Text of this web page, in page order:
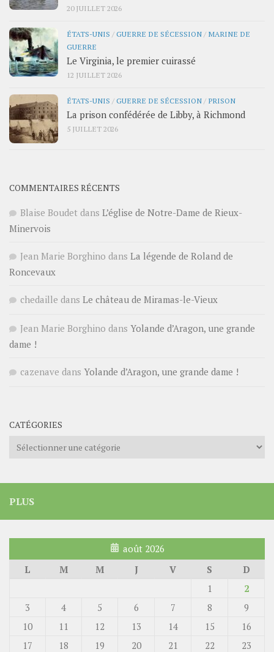
20 JUILLET 2026
ÉTATS-UNIS /GUERRE DE SÉCESSION / MARINE DE
GUERRE
Le Virginia, le premier cuirassé
12 JUILLET 2026
ÉTATS-UNIS /GUERRE DE SÉCESSION / PRISON
La prison confédérée de Libby, à Richmond
5 JUILLET 2026
COMMENTAIRES RÉCENTS
Blaise Boudet dans L’église de Notre-Dame de Rieux-
Minervois
Jean Marie Borghino dans La légende de Roland de
Roncevaux
chedaille dans Le château de Miramas-le-Vieux
Jean Marie Borghino dans Yolande d’Aragon, une grande
dame !
cazenave dans Yolande d’Aragon, une grande dame !
CATÉGORIES
Catégories
PLUS
août 2026
L
M M J V S
D
1
2
3
4 5 6 7 8
9
10
11 12 13 14 15
16
17
18 19 20 21 22
23